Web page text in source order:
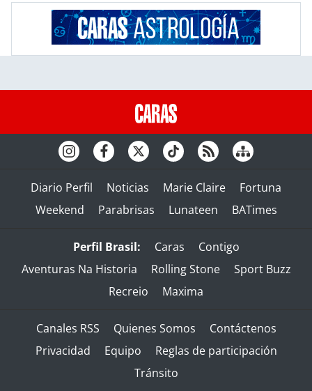
Diario Perfil Noticias Marie Claire
Fortuna
Weekend
Parabrisas Lunateen BATimes
Perfil Brasil: Caras
Contigo
Aventuras Na Historia
Rolling Stone
Sport Buzz
Recreio
Maxima
Canales RSS Quienes Somos
Contáctenos
Privacidad
Equipo
Reglas de participación
Tránsito